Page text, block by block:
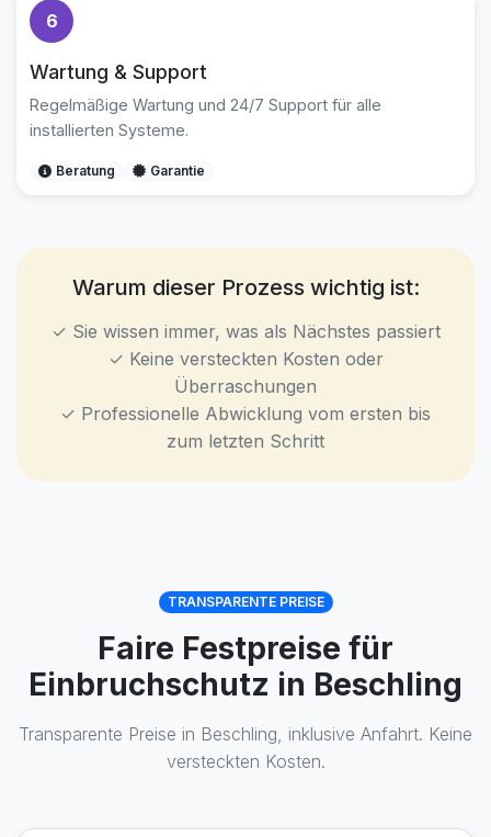
6
Wartung & Support
Regelmäßige Wartung und 24/7 Support für alle
installierten Systeme.
Beratung Garantie
Warum dieser Prozess wichtig ist:
✓ Sie wissen immer, was als Nächstes passiert
✓ Keine versteckten Kosten oder
Überraschungen
✓ Professionelle Abwicklung vom ersten bis
zum letzten Schritt
TRANSPARENTE PREISE
Faire Festpreise für
Einbruchschutz in Beschling
Transparente Preise in Beschling, inklusive Anfahrt. Keine
versteckten Kosten.